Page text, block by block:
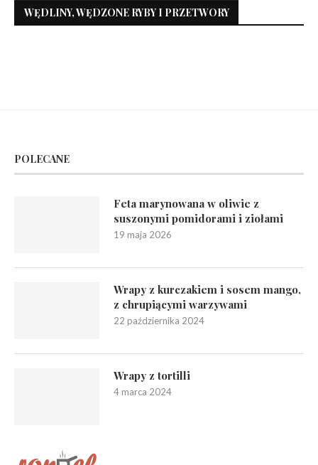
WĘDLINY, WĘDZONE RYBY I PRZETWORY
POLECANE
Feta marynowana w oliwie z
suszonymi pomidorami i ziołami
19 maja 2026
Wrapy z kurczakiem i sosem mango,
z chrupiącymi warzywami
22 października 2024
Wrapy z tortilli
4 marca 2024